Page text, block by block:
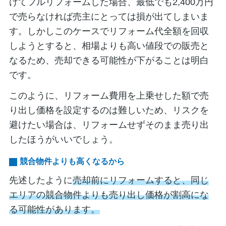
で売らなければ売主にとっては損が出てしまいま
す。しかしこのケースでリフォーム代全額を回収
しようとすると、相場よりも高い値段での販売と
なるため、売却できる可能性が下がることは明白
です。
このように、リフォーム費用を上乗せした額で売
り出し価格を設定するのは難しいため、リスクを
避けたい場合は、リフォームせずそのまま売り出
したほうがいいでしょう。
競合物件よりも高くなるから
先述したように売却前にリフォームすると、同じ
エリアの競合物件よりも売り出し価格が割高にな
る可能性があります。